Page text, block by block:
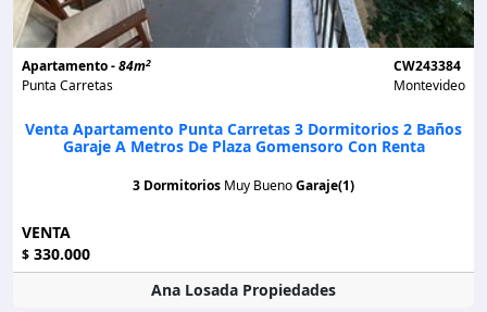
Apartamento -84m2
Punta Carretas
CW243384
Montevideo
Venta Apartamento Punta Carretas 3 Dormitorios 2 Baños
Garaje A Metros De Plaza Gomensoro Con Renta
3 Dormitorios Muy BuenoGaraje(1)
VENTA
$ 330.000
Ana Losada Propiedades